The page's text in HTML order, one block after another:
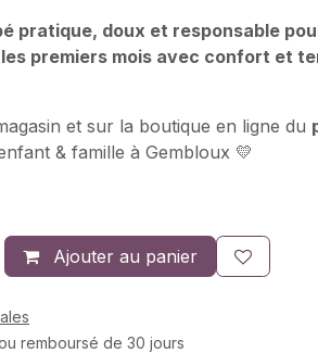
pratique, doux et responsable
premiers mois avec confort et
et sur la boutique en ligne du
& famille à Gembloux 💛
Ajouter au panier
remboursé de 30 jours